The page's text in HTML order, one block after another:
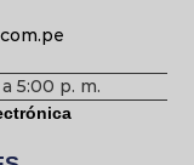
5:00 p. m.